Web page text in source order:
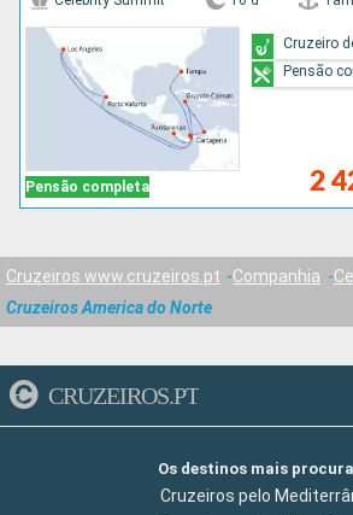
Pensão completa 2
Cruzeiro
Pensão
Cruzeiros www.cruzeiros.pt Companhia
Cruzeiros America do Norte
CRUZEIROS.PT
Os destinos mais
Cruzeiros pelo